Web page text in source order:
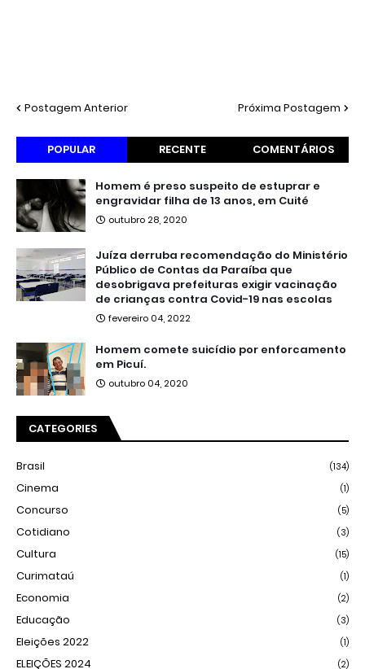
Postagem Anterior Próxima Postagem
POPULAR RECENTE COMENTÁRIOS
Homem é preso suspeito de estuprar e
engravidar filha de 13 anos, em Cuité
outubro 28, 2020
Juíza derruba recomendação do Ministério
Público de Contas da Paraíba que
desobrigava prefeituras exigir vacinação
de crianças contra Covid-19 nas escolas
fevereiro 04, 2022
Homem comete suicídio por enforcamento
em Picuí.
outubro 04, 2020
CATEGORIES
Brasil (134)
Cinema (1)
Concurso (5)
Cotidiano (3)
Cultura (15)
Curimataú (1)
Economia (2)
Educação (3)
Eleições 2022 (1)
ELEIÇÕES 2024 (2)